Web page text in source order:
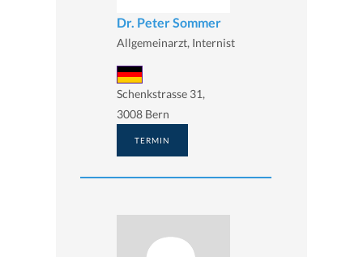
Dr. Peter Sommer
Allgemeinarzt, Internist
Schenkstrasse 31,
3008 Bern
TERMIN